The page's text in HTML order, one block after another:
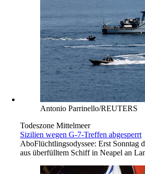
Antonio Parrinello/REUTERS
Todeszone Mittelmeer
Sizilien wegen G-7-Treffen abgesperrt
AboFlüchtlingsodyssee: Erst Sonntag
aus überfülltem Schiff in Neapel an